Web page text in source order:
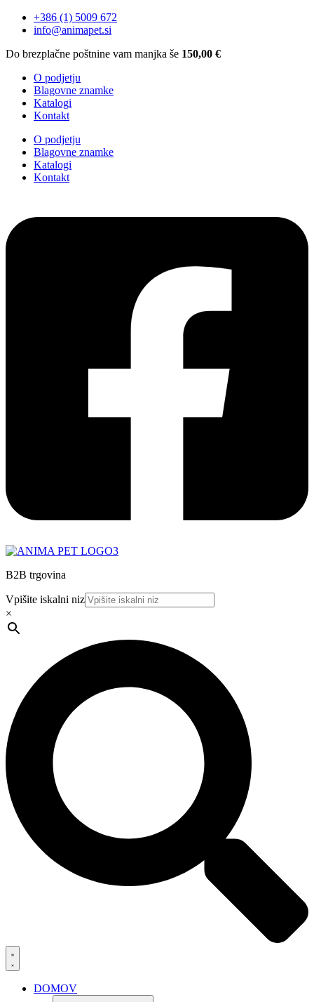
+386 (1) 5009 672
info@animapet.si
Do brezplačne poštnine vam manjka še 150,00 €
O podjetju
Blagovne znamke
Katalogi
Kontakt
O podjetju
Blagovne znamke
Katalogi
Kontakt
B2B trgovina
Vpišite iskalni niz
×
DOMOV